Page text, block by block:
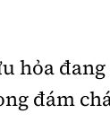
hỏa
đám